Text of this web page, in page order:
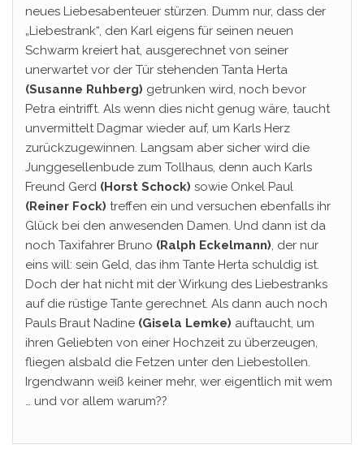
neues Liebesabenteuer stürzen. Dumm nur, dass der
„Liebestrank“, den Karl eigens für seinen neuen
Schwarm kreiert hat, ausgerechnet von seiner
unerwartet vor der Tür stehenden Tanta Herta
(Susanne Ruhberg) getrunken wird, noch bevor
Petra eintrifft. Als wenn dies nicht genug wäre, taucht
unvermittelt Dagmar wieder auf, um Karls Herz
zurückzugewinnen. Langsam aber sicher wird die
Junggesellenbude zum Tollhaus, denn auch Karls
Freund Gerd (Horst Schock) sowie Onkel Paul
(Reiner Fock) treffen ein und versuchen ebenfalls ihr
Glück bei den anwesenden Damen. Und dann ist da
noch Taxifahrer Bruno (Ralph Eckelmann), der nur
eins will: sein Geld, das ihm Tante Herta schuldig ist.
Doch der hat nicht mit der Wirkung des Liebestranks
auf die rüstige Tante gerechnet. Als dann auch noch
Pauls Braut Nadine (Gisela Lemke) auftaucht, um
ihren Geliebten von einer Hochzeit zu überzeugen,
fliegen alsbald die Fetzen unter den Liebestollen.
Irgendwann weiß keiner mehr, wer eigentlich mit wem
… und vor allem warum??